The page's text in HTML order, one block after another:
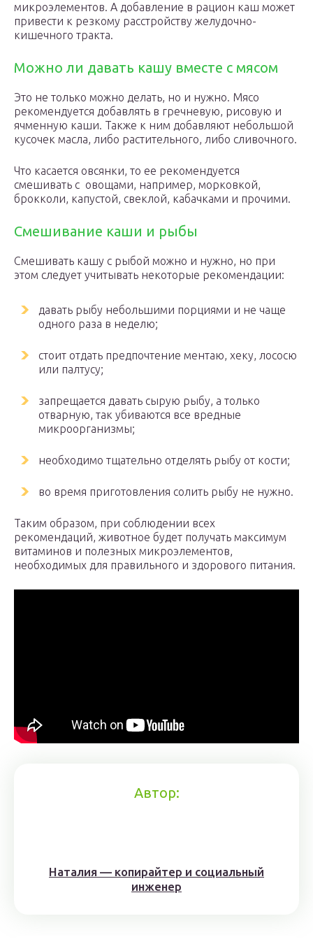
микроэлементов. А добавление в рацион каш может
привести к резкому расстройству желудочно-
кишечного тракта.
Можно ли давать кашу вместе с мясом
Это не только можно делать, но и нужно. Мясо
рекомендуется добавлять в гречневую, рисовую и
ячменную каши. Также к ним добавляют небольшой
кусочек масла, либо растительного, либо сливочного.
Что касается овсянки, то ее рекомендуется
смешивать с овощами, например, морковкой,
брокколи, капустой, свеклой, кабачками и прочими.
Смешивание каши и рыбы
Смешивать кашу с рыбой можно и нужно, но при
этом следует учитывать некоторые рекомендации:
давать рыбу небольшими порциями и не чаще
одного раза в неделю;
стоит отдать предпочтение ментаю, хеку, лососю
или палтусу;
запрещается давать сырую рыбу, а только
отварную, так убиваются все вредные
микроорганизмы;
необходимо тщательно отделять рыбу от кости;
во время приготовления солить рыбу не нужно.
Таким образом, при соблюдении всех
рекомендаций, животное будет получать максимум
витаминов и полезных микроэлементов,
необходимых для правильного и здорового питания.
Автор:
Наталия — копирайтер и социальный
инженер